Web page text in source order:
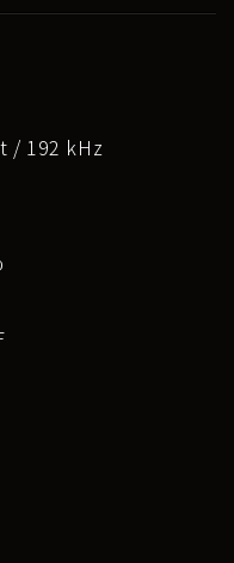
/ 192 kHz